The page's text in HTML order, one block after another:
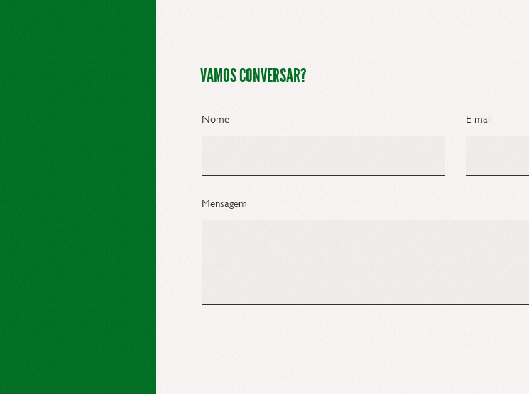
VAMOS CONVERSAR?
Nome E-mail
Mensagem